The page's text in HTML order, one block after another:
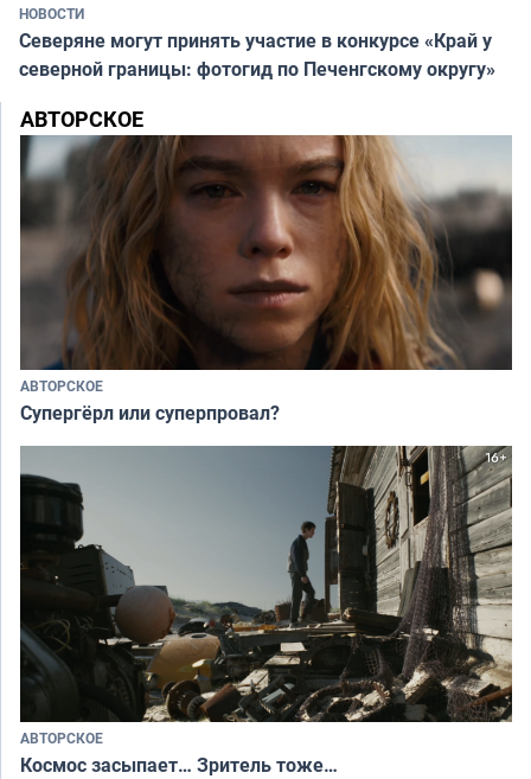
НОВОСТИ
Северяне могут принять участие в конкурсе «Край у
северной границы: фотогид по Печенгскому округу»
АВТОРСКОЕ
АВТОРСКОЕ
Супергёрл или суперпровал?
АВТОРСКОЕ
Космос засыпает… Зритель тоже…